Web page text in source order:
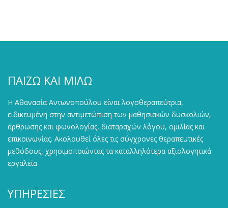
ΠΑΙΖΩ ΚΑΙ ΜΙΛΩ
Η Αθανασία Αντωνοπούλου είναι λογοθεραπεύτρια,
ειδικευμένη στην αντιμετώπιση των μαθησιακών δυσκολιών,
άρθρωσης και φωνολογίας, διαταραχών λόγου, ομιλίας και
επικοινωνίας. Ακολουθεί όλες τις σύγχρονες θεραπευτικές
μεθόδους, χρησιμοποιώντας τα καταλληλότερα αξιολογητικά
εργαλεία.
ΥΠΗΡΕΣΙΕΣ